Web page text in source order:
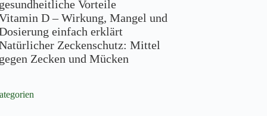
Vorteile
D – Wirkung, Mangel und
einfach erklärt
Zeckenschutz: Mittel
Zecken und Mücken